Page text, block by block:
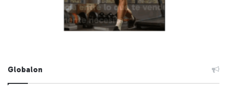
Globalon